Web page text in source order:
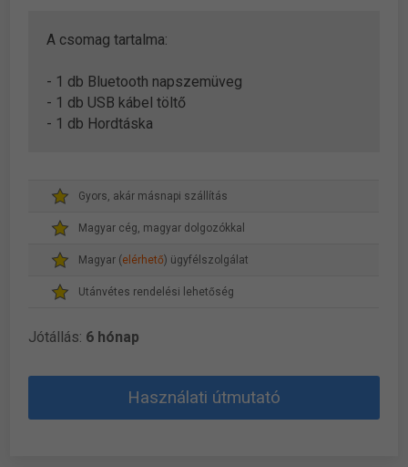
A csomag tartalma:
- 1 db Bluetooth napszemüveg
- 1 db USB kábel töltő
- 1 db Hordtáska
Gyors, akár másnapi szállítás
Magyar cég, magyar dolgozókkal
Magyar (elérhető) ügyfélszolgálat
Utánvétes rendelési lehetőség
Jótállás: 6 hónap
Használati útmutató